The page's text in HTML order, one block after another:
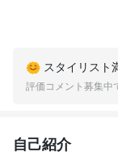
スタイリスト
評価コメント募集中
自己紹介